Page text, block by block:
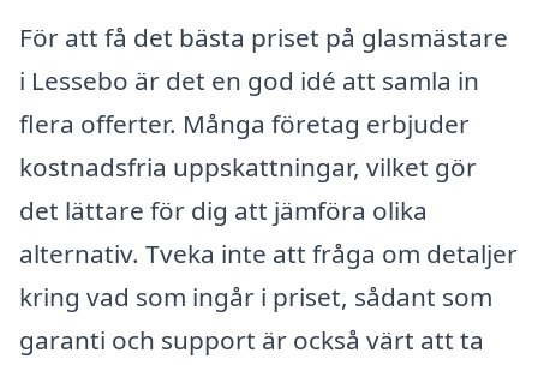
För att få det bästa priset på glasmästare
i Lessebo är det en god idé att samla in
flera offerter. Många företag erbjuder
kostnadsfria uppskattningar, vilket gör
det lättare för dig att jämföra olika
alternativ. Tveka inte att fråga om detaljer
kring vad som ingår i priset, sådant som
garanti och support är också värt att ta